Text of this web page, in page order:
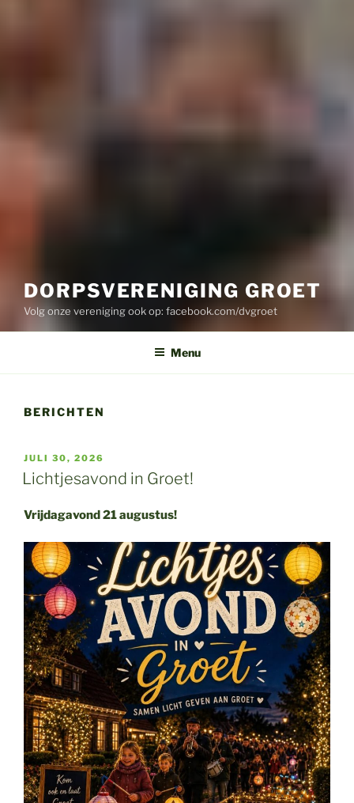
DORPSVERENIGING GROET
Volg onze vereniging ook op: facebook.com/dvgroet
Menu
BERICHTEN
GEPLAATST
OP
JULI 30, 2026
Lichtjesavond in Groet!
Vrijdagavond 21 augustus!